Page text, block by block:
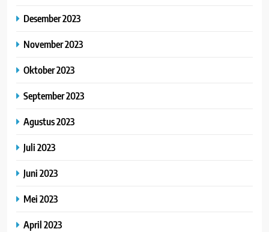
Desember 2023
November 2023
Oktober 2023
September 2023
Agustus 2023
Juli 2023
Juni 2023
Mei 2023
April 2023